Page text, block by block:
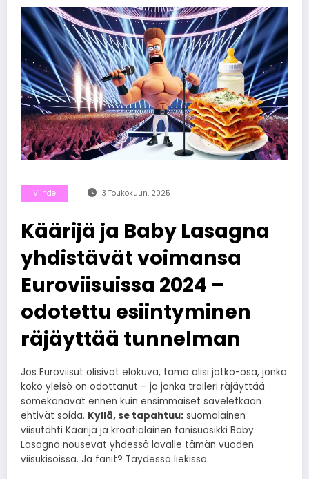
Viihde 3 Toukokuun, 2025
Käärijä ja Baby Lasagna
yhdistävät voimansa
Euroviisuissa 2024 –
odotettu esiintyminen
räjäyttää tunnelman
Jos Euroviisut olisivat elokuva, tämä olisi jatko-osa, jonka
koko yleisö on odottanut – ja jonka traileri räjäyttää
somekanavat ennen kuin ensimmäiset säveletkään
ehtivät soida. Kyllä, se tapahtuu: suomalainen
viisutähti Käärijä ja kroatialainen fanisuosikki Baby
Lasagna nousevat yhdessä lavalle tämän vuoden
viisukisoissa. Ja fanit? Täydessä liekissä.